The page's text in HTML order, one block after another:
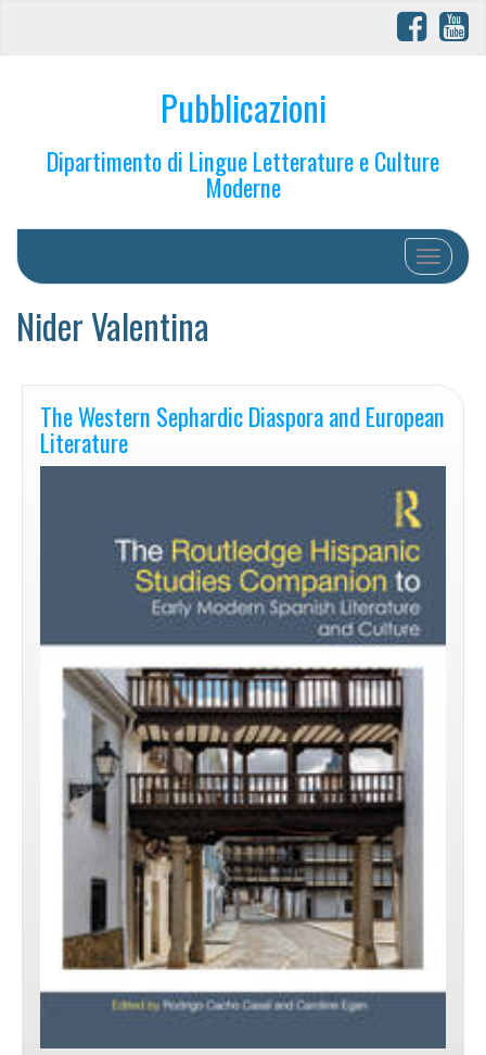
Pubblicazioni
Dipartimento di Lingue Letterature e Culture
Moderne
Toggle
Nider Valentina
The Western Sephardic Diaspora and European
Literature